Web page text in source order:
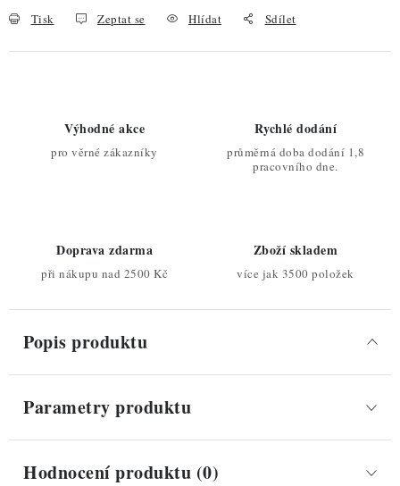
Tisk Zeptat se Hlídat Sdílet
Výhodné akce
pro věrné zákazníky
Rychlé dodání
průměrná doba dodání 1,8
pracovního dne.
Doprava zdarma
při nákupu nad 2500 Kč
Zboží skladem
více jak 3500 položek
Popis produktu
Parametry produktu
Hodnocení produktu (0)